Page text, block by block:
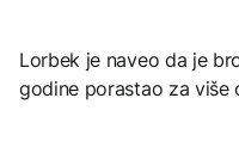
Lorbek je naveo da je
godine porastao za više